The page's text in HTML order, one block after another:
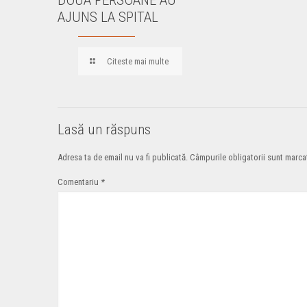
AJUNS LA SPITAL
Citeste mai multe
Lasă un răspuns
Adresa ta de email nu va fi publicată. Câmpurile obligatorii sunt
Comentariu *